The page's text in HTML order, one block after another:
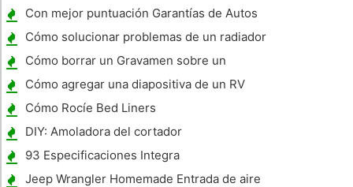
Con mejor puntuación Garantías de Autos
Usados ​​
Cómo solucionar problemas de un radiador
con fugas en un Mazda Miata
Cómo borrar un Gravamen sobre un
préstamo de auto GMAC
Cómo agregar una diapositiva de un RV
Cómo Rocíe Bed Liners
DIY: Amoladora del cortador
93 Especificaciones Integra
Jeep Wrangler Homemade Entrada de aire